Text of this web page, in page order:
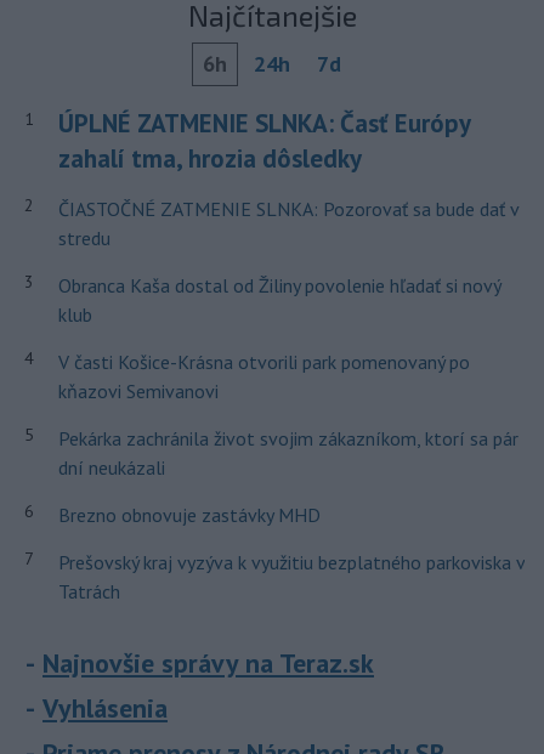
Najčítanejšie
6h 24h 7d
1
ÚPLNÉ ZATMENIE SLNKA: Časť Európy
zahalí tma, hrozia dôsledky
2
ČIASTOČNÉ ZATMENIE SLNKA: Pozorovať sa bude dať v
stredu
3
Obranca Kaša dostal od Žiliny povolenie hľadať si nový
klub
4
V časti Košice-Krásna otvorili park pomenovaný po
kňazovi Semivanovi
5
Pekárka zachránila život svojim zákazníkom, ktorí sa pár
dní neukázali
6 Brezno obnovuje zastávky MHD
7
Prešovský kraj vyzýva k využitiu bezplatného parkoviska v
Tatrách
Najnovšie správy na Teraz.sk
Vyhlásenia